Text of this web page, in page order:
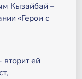
Кызайбай –
«Герои с
вторит ей